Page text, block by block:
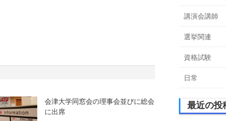
会津大学同窓会の理事会並びに総会
に出席
講演会講師
選挙関連
資格試験
日常
最近の投